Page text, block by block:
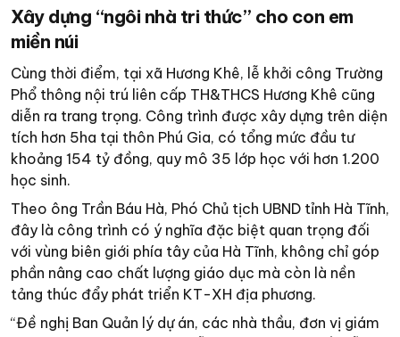
Xây dựng “ngôi nhà tri thức” cho con em
miền núi
Cùng thời điểm, tại xã Hương Khê, lễ khởi công Trường
Phổ thông nội trú liên cấp TH&THCS Hương Khê cũng
diễn ra trang trọng. Công trình được xây dựng trên diện
tích hơn 5ha tại thôn Phú Gia, có tổng mức đầu tư
khoảng 154 tỷ đồng, quy mô 35 lớp học với hơn 1.200
học sinh.
Theo ông Trần Báu Hà, Phó Chủ tịch UBND tỉnh Hà Tĩnh,
đây là công trình có ý nghĩa đặc biệt quan trọng đối
với vùng biên giới phía tây của Hà Tĩnh, không chỉ góp
phần nâng cao chất lượng giáo dục mà còn là nền
tảng thúc đẩy phát triển KT-XH địa phương.
“Đề nghị Ban Quản lý dự án, các nhà thầu, đơn vị giám